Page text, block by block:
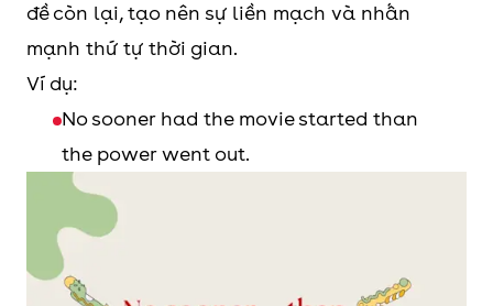
đề còn lại, tạo nên sự liền mạch và nhấn
mạnh thứ tự thời gian.
Ví dụ:
No sooner had the movie started than
the power went out.